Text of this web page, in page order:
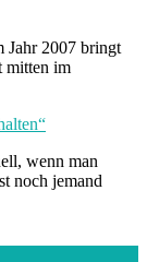
Jahr 2007 bringt
mitten im
wenn man
noch jemand